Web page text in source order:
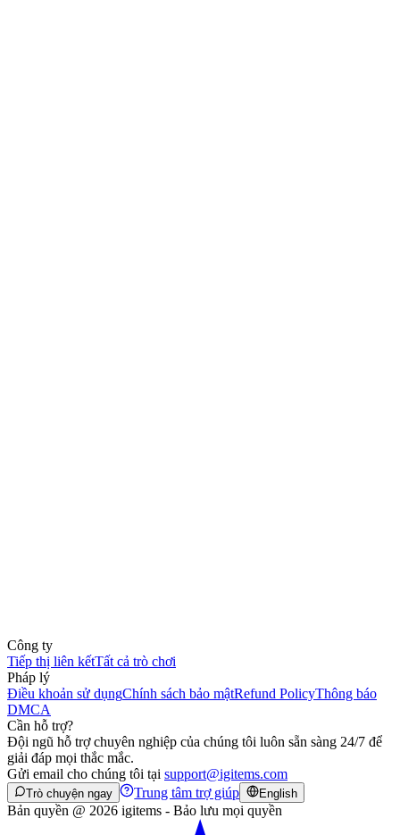
Công ty
Tiếp thị liên kếtTất cả trò chơi
Pháp lý
Điều khoản sử dụngChính sách bảo mậtRefund PolicyThông báo
DMCA
Cần hỗ trợ?
Đội ngũ hỗ trợ chuyên nghiệp của chúng tôi luôn sẵn sàng 24/7 để
giải đáp mọi thắc mắc.
Gửi email cho chúng tôi tại support@igitems.com
Trò chuyện ngay Trung tâm trợ giúp English
Bản quyền @ 2026 igitems - Bảo lưu mọi quyền